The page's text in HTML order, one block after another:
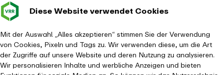
Diese Website verwendet Cookies
Mit der Auswahl „Alles akzeptieren“ stimmen Sie der Verwendung
von Cookies, Pixeln und Tags zu. Wir verwenden diese, um die Art
der Zugriffe auf unsere Website und deren Nutzung zu analysieren.
Wir personalisieren Inhalte und werbliche Anzeigen und bieten
Verkehrsverbund Baustellen im
Leichte
Startseite Aktuelles
Newsroom
Landeswettbewerb zu innovativen KI-Ideen für ÖPNV